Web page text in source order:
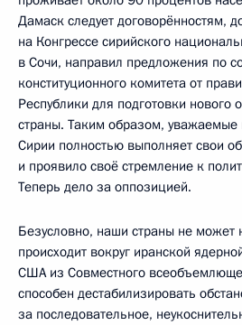
Дамаск следует договорённостям,
на Конгрессе сирийского
в Сочи, направил предложения по
конституционного комитета от
Республики для подготовки нового
страны. Таким образом, уважаемые
Сирии полностью выполняет свои
и проявило своё стремление к
Теперь дело за оппозицией.
Безусловно, наши страны не может
происходит вокруг иранской
США из Совместного
способен дестабилизировать
за последовательное,